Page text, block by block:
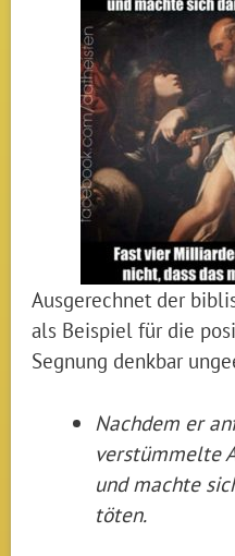
Ausgerechnet der
als Beispiel für die
Segnung denkbar
Nachdem er
verstümmelte
und machte
töten.